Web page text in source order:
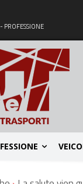
PROFESSIONE